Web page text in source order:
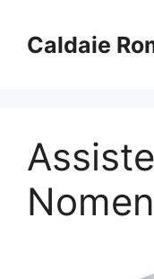
contenuto
Caldaie